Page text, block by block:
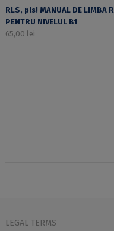
RLS, pls! MANUAL DE LIMBA
PENTRU NIVELUL B1
65,00 lei
LEGAL TERMS